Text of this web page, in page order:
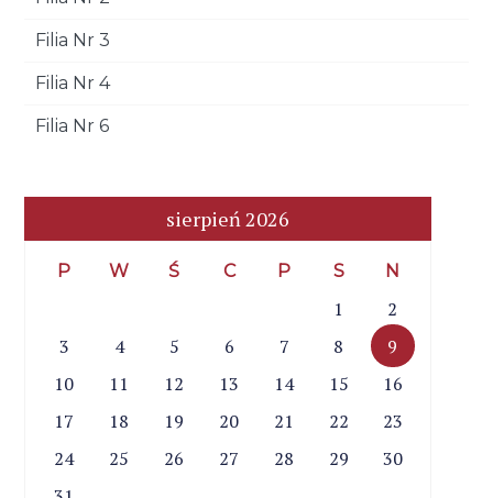
Filia Nr 3
Filia Nr 4
Filia Nr 6
sierpień 2026
P W Ś C P S N
1
2
3
4 5 6 7 8
9
10
11 12 13 14 15
16
17
18 19 20 21 22
23
24
25 26 27 28 29
30